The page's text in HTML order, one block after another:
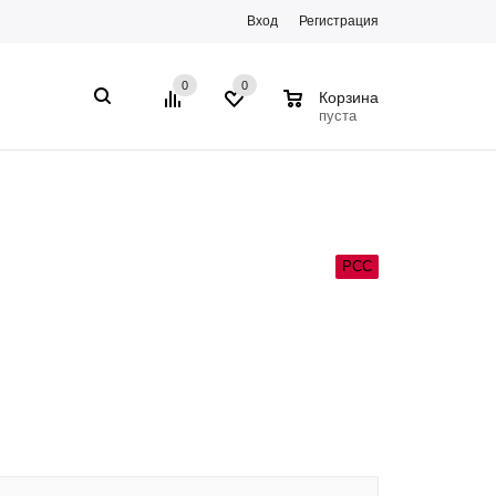
Вход Регистрация
0 0
Корзина
пуста
РСС